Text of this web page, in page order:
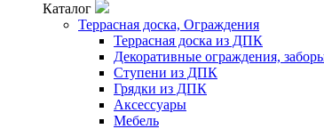
Каталог
Террасная доска, Ограждения
Террасная доска из ДПК
Декоративные ограждения,
Ступени из ДПК
Грядки из ДПК
Аксессуары
Мебель